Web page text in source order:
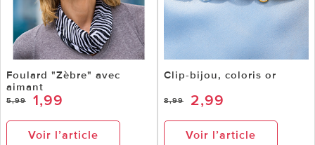
Foulard "Zèbre" avec
aimant
5,99 1,99
Voir l’article
Clip-bijou, coloris or
8,99 2,99
Voir l’article